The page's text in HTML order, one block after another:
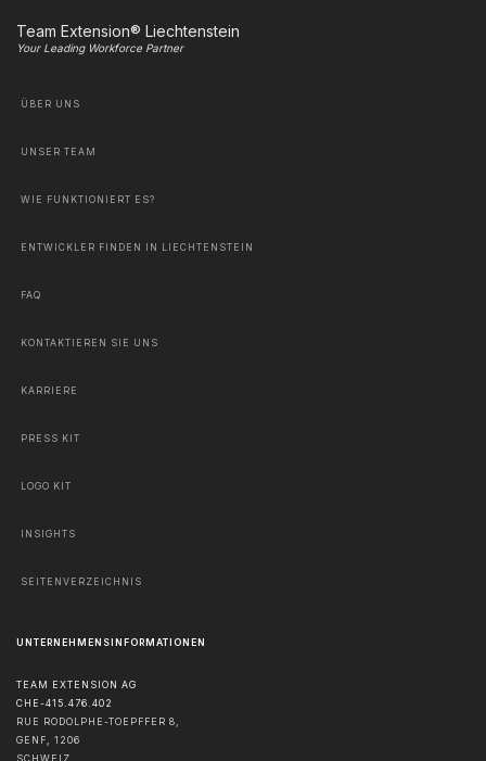
Team Extension® Liechtenstein
Your Leading Workforce Partner
ÜBER UNS
UNSER TEAM
WIE FUNKTIONIERT ES?
ENTWICKLER FINDEN IN LIECHTENSTEIN
FAQ
KONTAKTIEREN SIE UNS
KARRIERE
PRESS KIT
LOGO KIT
INSIGHTS
SEITENVERZEICHNIS
UNTERNEHMENSINFORMATIONEN
TEAM EXTENSION AG
CHE-415.476.402
RUE RODOLPHE-TOEPFFER 8,
GENF, 1206